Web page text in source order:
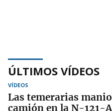
ÚLTIMOS VÍDEOS
VÍDEOS
Las temerarias
camión en la N-121-A